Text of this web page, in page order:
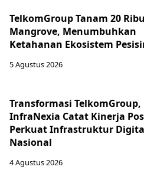
TelkomGroup Tanam 20 Ribu
Mangrove, Menumbuhkan
Ketahanan Ekosistem
5 Agustus 2026
Transformasi TelkomGroup,
InfraNexia Catat Kinerja
Perkuat Infrastruktur
Nasional
4 Agustus 2026